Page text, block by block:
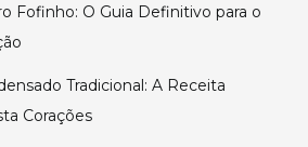
Fofinho: O Guia Definitivo para o
Tradicional: A Receita
Corações